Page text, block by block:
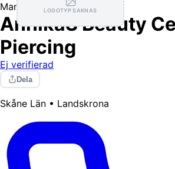
LOGOTYP SAKNAS
Manikyr
AnnikaS Beauty
Piercing
Ej verifierad
Dela
Skåne Län • Landskrona